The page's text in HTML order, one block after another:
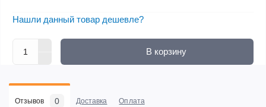
Нашли данный товар дешевле?
В корзину
Отзывов 0 Доставка Оплата